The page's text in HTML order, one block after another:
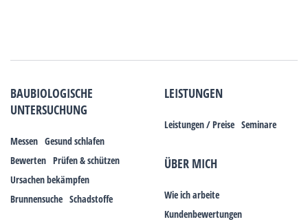
BAUBIOLOGISCHE
UNTERSUCHUNG
Messen Gesund schlafen
Bewerten Prüfen & schützen
Ursachen bekämpfen
Brunnensuche Schadstoffe
LEISTUNGEN
Leistungen / Preise Seminare
ÜBER MICH
Wie ich arbeite
Kundenbewertungen